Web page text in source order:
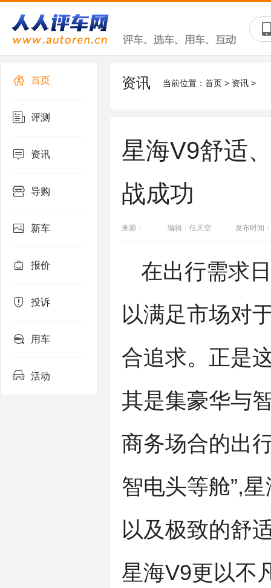
首页
评测
资讯
导购
新车
报价
投诉
用车
活动
资讯 当前位置： 首页 > 资讯 >
星海V9舒适
战成功
来源： 编辑：任天空 发布时间
在出行需求
以满足市场对
合追求。正是
其是集豪华与
商务场合的出
智电头等舱”,
以及极致的舒
星海V9更以不